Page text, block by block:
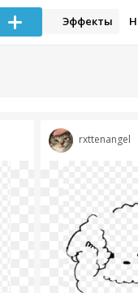
Эффекты
rxttenangel